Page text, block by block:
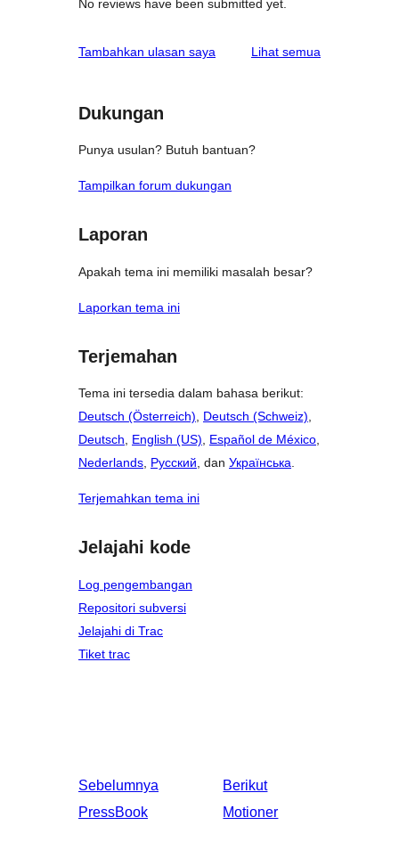
No reviews have been submitted yet.
Tambahkan ulasan saya Lihat semua
Dukungan
Punya usulan? Butuh bantuan?
Tampilkan forum dukungan
Laporan
Apakah tema ini memiliki masalah besar?
Laporkan tema ini
Terjemahan
Tema ini tersedia dalam bahasa berikut:
Deutsch (Österreich), Deutsch (Schweiz),
Deutsch, English (US), Español de México,
Nederlands, Русский, dan Українська.
Terjemahkan tema ini
Jelajahi kode
Log pengembangan
Repositori subversi
Jelajahi di Trac
Tiket trac
Sebelumnya
PressBook
Berikut
Motioner